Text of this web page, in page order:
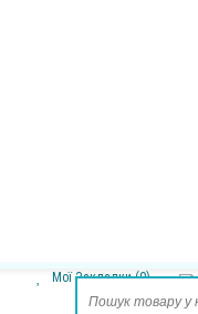
Мої Закладки (0)